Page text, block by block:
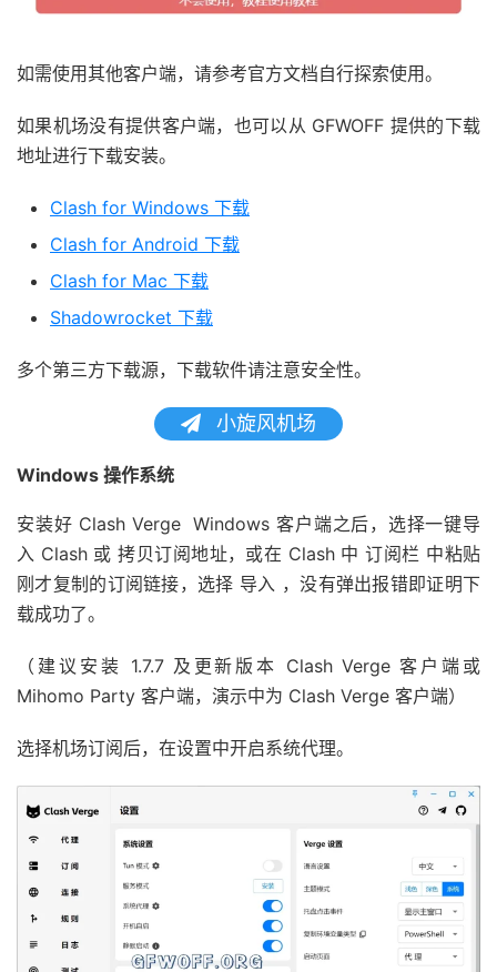
如需使用其他客户端，请参考官方文档自行探索使用。
如果机场没有提供客户端，也可以从 GFWOFF 提供的下载
地址进行下载安装。
Clash for Windows 下载
Clash for Android 下载
Clash for Mac 下载
Shadowrocket 下载
多个第三方下载源，下载软件请注意安全性。
小旋风机场
Windows 操作系统
安装好 Clash Verge Windows 客户端之后，选择一键导
入 Clash 或 拷贝订阅地址，或在 Clash 中 订阅栏 中粘贴
刚才复制的订阅链接，选择 导入 ，没有弹出报错即证明下
载成功了。
（建议安装 1.7.7 及更新版本 Clash Verge 客户端或
Mihomo Party 客户端，演示中为 Clash Verge 客户端）
选择机场订阅后，在设置中开启系统代理。